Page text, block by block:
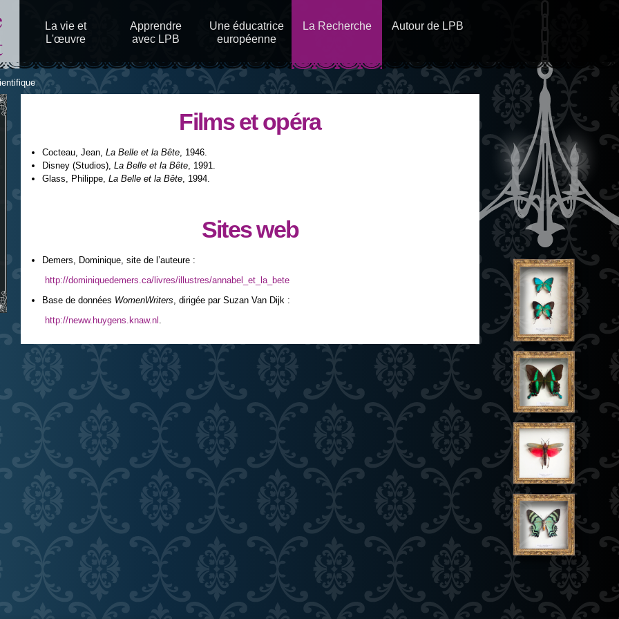
contenu
principal
La vie et
L'œuvre
Apprendre
avec LPB
Une éducatrice
européenne
La Recherche Autour de LPB
Films et opéra
Cocteau, Jean, La Belle et la Bête, 1946.
Disney (Studios), La Belle et la Bête, 1991.
Glass, Philippe, La Belle et la Bête, 1994.
Sites web
Demers, Dominique, site de l’auteure :
http://dominiquedemers.ca/livres/illustres/annabel_et_la_bete
Base de données WomenWriters , dirigée par Suzan Van Dijk :
http://neww.huygens.knaw.nl